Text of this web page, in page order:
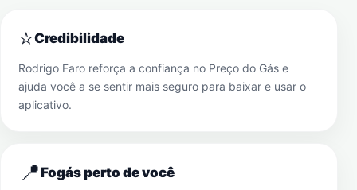
⭐Credibilidade
Rodrigo Faro reforça a confiança no Preço do Gás e
ajuda você a se sentir mais seguro para baixar e usar o
aplicativo.
📍Fogás perto de você